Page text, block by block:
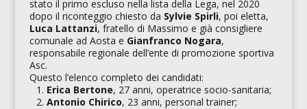
stato il primo escluso nella lista della Lega, nel 2020
dopo il riconteggio chiesto da Sylvie Spirli, poi eletta,
Luca Lattanzi, fratello di Massimo e già consigliere
comunale ad Aosta e Gianfranco Nogara,
responsabile regionale dell’ente di promozione sportiva
Asc.
Questo l’elenco completo dei candidati:
Erica Bertone, 27 anni, operatrice socio-sanitaria;
Antonio Chirico, 23 anni, personal trainer;